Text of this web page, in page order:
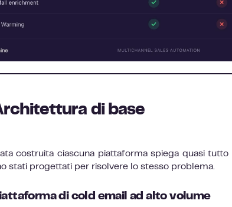
di base
costruita ciascuna piattaforma spiega quasi
stati progettati per risolvere lo stesso problema.
di cold email ad alto volume